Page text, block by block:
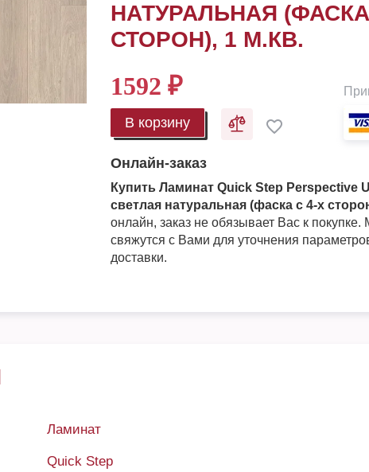
НАТУРАЛЬНАЯ
СТОРОН), 1 М.КВ.
1592 ₽
В корзину
Онлайн-заказ
Купить Ламинат Quick Step Perspective
светлая натуральная (фаска с 4-х
онлайн, заказ не обязывает Вас к
свяжутся с Вами для уточнения
доставки.
Ламинат
Quick Step